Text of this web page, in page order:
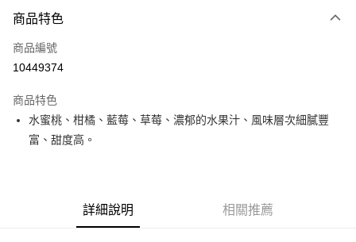
信用卡一次付款
超商取貨付款
Apple Pay
街口支付
AFTEE先享後付
商品特色
商品編號
10449374
商品特色
水蜜桃、柑橘、藍莓、草莓、濃郁的水果汁、風味層次細膩豐
富、甜度高。
詳細說明 相關推薦